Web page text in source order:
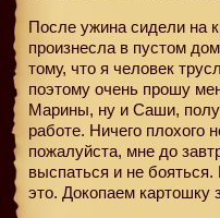
После ужина сидели на
произнесла в пустом
тому, что я человек
поэтому очень прошу
Марины, ну и Саши,
работе. Ничего
пожалуйста, мне до
выспаться и не
это. Докопаем картошку